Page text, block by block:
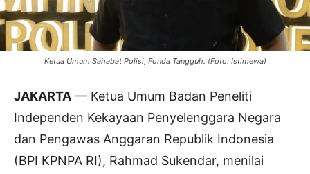
Ketua Umum Sahabat Polisi, Fonda Tangguh. (Foto: Istimewa)
JAKARTA — Ketua Umum Badan Peneliti
Independen Kekayaan Penyelenggara Negara
dan Pengawas Anggaran Republik Indonesia
(BPI KPNPA RI), Rahmad Sukendar, menilai